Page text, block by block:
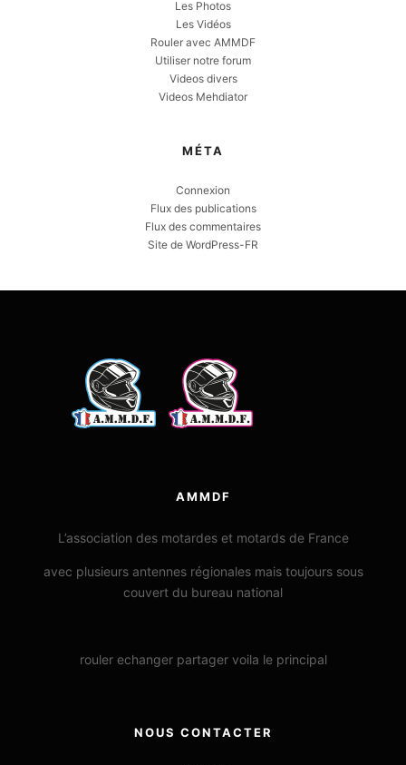
Les Photos
Les Vidéos
Rouler avec AMMDF
Utiliser notre forum
Videos divers
Videos Mehdiator
MÉTA
Connexion
Flux des publications
Flux des commentaires
Site de WordPress-FR
AMMDF
L’association des motardes et motards de France
avec plusieurs antennes régionales mais toujours sous
couvert du bureau national
rouler echanger partager voila le principal
NOUS CONTACTER